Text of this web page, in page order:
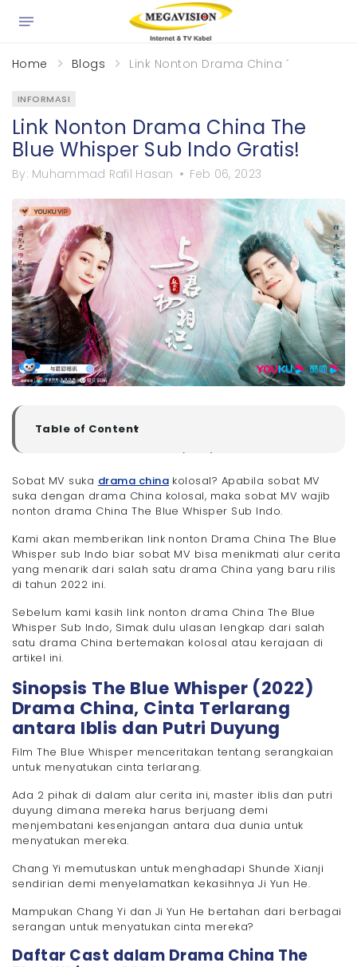
Home Blogs Link Nonton Drama China The Blue
INFORMASI
Link Nonton Drama China The
Blue Whisper Sub Indo Gratis!
By: Muhammad Rafil Hasan Feb 06, 2023
Table of Content
▼
- Daftar Cast dalam Drama China The Blue
Whisper 2022
- Link Nonton dan Download Drama China The Blue
- Link Nonton Drama China The Blue Whisper Sub
Indo
- Link Download Drama China The Blue Whisper
sub Indo
- Penutup
Sobat MV suka drama china kolosal? Apabila sobat MV
suka dengan drama China kolosal, maka sobat MV wajib
nonton drama China The Blue Whisper Sub Indo.
Kami akan memberikan link nonton Drama China The Blue
Whisper sub Indo biar sobat MV bisa menikmati alur cerita
yang menarik dari salah satu drama China yang baru rilis
di tahun 2022 ini.
Sebelum kami kasih link nonton drama China The Blue
Whisper Sub Indo, Simak dulu ulasan lengkap dari salah
satu drama China bertemakan kolosal atau kerajaan di
artikel ini.
Sinopsis The Blue Whisper (2022)
Drama China, Cinta Terlarang
antara Iblis dan Putri Duyung
Film The Blue Whisper menceritakan tentang serangkaian
untuk menyatukan cinta terlarang.
Ada 2 pihak di dalam alur cerita ini, master iblis dan putri
duyung dimana mereka harus berjuang demi
menjembatani kesenjangan antara dua dunia untuk
menyatukan mereka.
Chang Yi memutuskan untuk menghadapi Shunde Xianji
sendirian demi menyelamatkan kekasihnya Ji Yun He.
Mampukan Chang Yi dan Ji Yun He bertahan dari berbagai
serangan untuk menyatukan cinta mereka?
Daftar Cast dalam Drama China The